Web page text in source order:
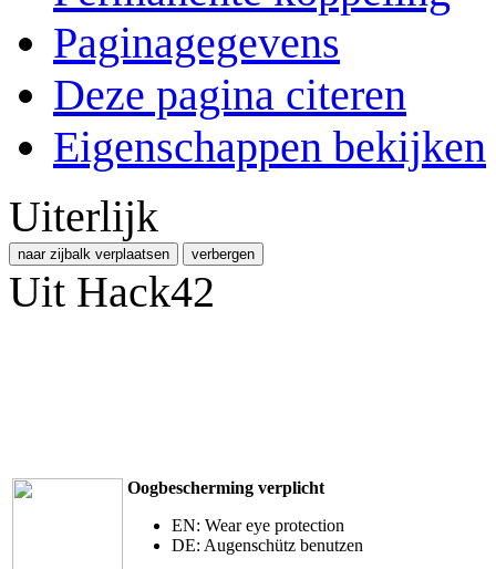
Paginagegevens
Deze pagina citeren
Eigenschappen bekijken
Uiterlijk
naar zijbalk verplaatsen verbergen
Uit Hack42
Oogbescherming verplicht
EN: Wear eye protection
DE: Augenschütz benutzen